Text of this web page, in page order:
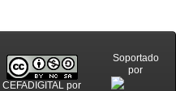
CEFADIGITAL por
Soportado
por